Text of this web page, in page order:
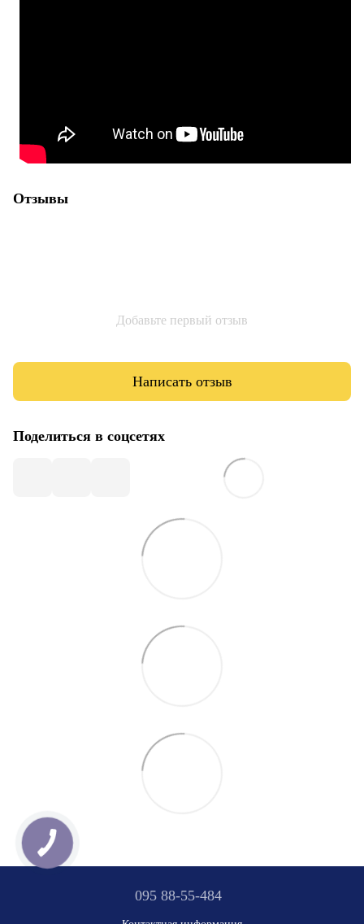
Отзывы
Добавьте первый отзыв
Написать отзыв
Поделиться в соцсетях
095 88-55-484